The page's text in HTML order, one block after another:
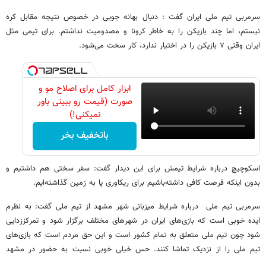
سرمربی تیم ملی ایران گفت : دنبال بهانه جویی در خصوص نتیجه مقابل کره
نیستم، اما چند بازیکن را به خاطر کرونا و مصدومیت نداشتم. برای تیمی مثل
ایران وقتی ۷ بازیکن را در اختیار ندارد، کار سخت می‌شود.
ابزار کامل برای اصلاح مو و
صورت (قیمت رو ببینی باور
نمیکنی!)
باتخفیف بخر
اسکوچیچ درباره شرایط تیمش برای این دیدار گفت: سفر سختی هم داشتیم و
بدون اینکه فرصت کافی داشته‌باشیم برای ریکاوری پا به زمین گذاشته‌ایم.
سرمربی تیم ملی درباره شرایط میزبانی شهر مشهد از تیم ملی گفت: به نظرم
ایده خوبی است که بازی‌های ایران در شهرهای مختلف برگزار شود و تمرکززدایی
شود چون تیم ملی متعلق به تمام کشور است و این حق مردم است که بازی‌های
تیم ملی را از نزدیک تماشا کنند. حس خیلی خوبی نسبت به حضور در مشهد